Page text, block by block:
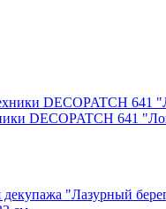
DECOPATCH 641